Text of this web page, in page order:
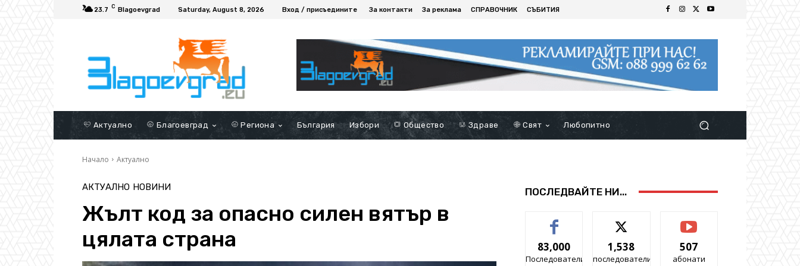
23.7 C Blagoevgrad Saturday, August 8, 2026 Вход / присъедините За контакти За реклама СПРАВОЧНИК СЪБИТИЯ
Актуално Благоевград Региона България Избори Общество Здраве Свят Любопитно
Начало Актуално
АКТУАЛНО НОВИНИ
Жълт код за опасно силен вятър в
цялата страна
ПОСЛЕДВАЙТЕ НИ...
83,000
Последователи
1,538
последователи
507
абонати